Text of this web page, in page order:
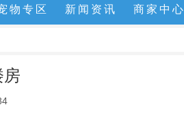
物专区 新闻资讯 商家中心
房